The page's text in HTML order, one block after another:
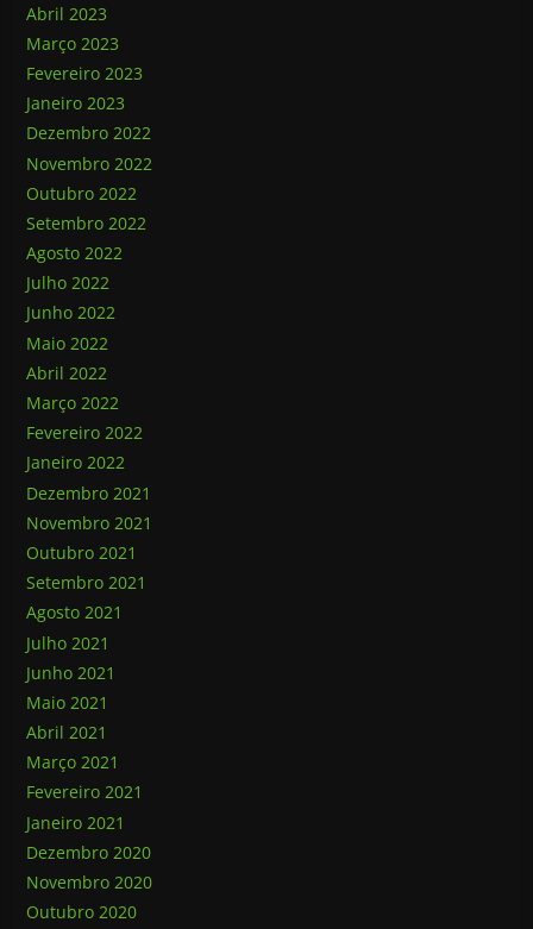
Abril 2023
Março 2023
Fevereiro 2023
Janeiro 2023
Dezembro 2022
Novembro 2022
Outubro 2022
Setembro 2022
Agosto 2022
Julho 2022
Junho 2022
Maio 2022
Abril 2022
Março 2022
Fevereiro 2022
Janeiro 2022
Dezembro 2021
Novembro 2021
Outubro 2021
Setembro 2021
Agosto 2021
Julho 2021
Junho 2021
Maio 2021
Abril 2021
Março 2021
Fevereiro 2021
Janeiro 2021
Dezembro 2020
Novembro 2020
Outubro 2020